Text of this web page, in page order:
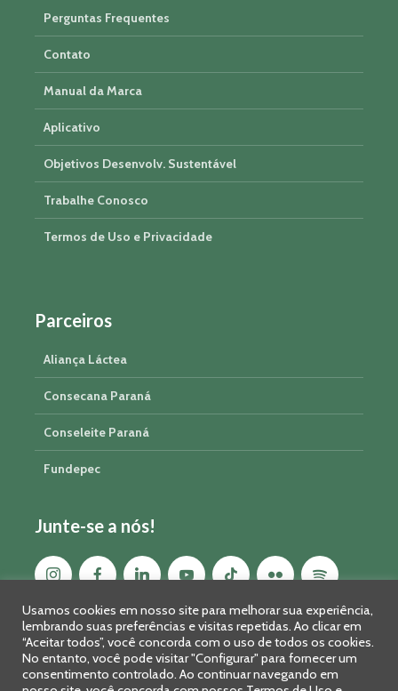
Perguntas Frequentes
Contato
Manual da Marca
Aplicativo
Objetivos Desenvolv. Sustentável
Trabalhe Conosco
Termos de Uso e Privacidade
Parceiros
Aliança Láctea
Consecana Paraná
Conseleite Paraná
Fundepec
Junte-se a nós!
Usamos cookies em nosso site para melhorar sua experiência,
lembrando suas preferências e visitas repetidas. Ao clicar em
“Aceitar todos”, você concorda com o uso de todos os cookies.
No entanto, você pode visitar "Configurar" para fornecer um
consentimento controlado. Ao continuar navegando em